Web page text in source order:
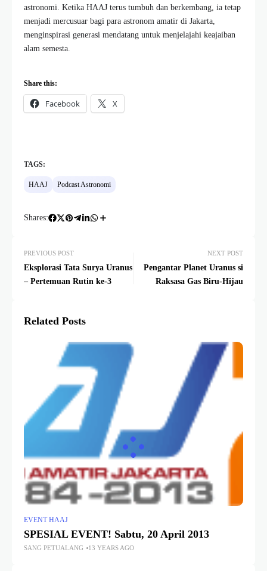
astronomi. Ketika HAAJ terus tumbuh dan berkembang, ia tetap
menjadi mercusuar bagi para astronom amatir di Jakarta,
menginspirasi generasi mendatang untuk menjelajahi keajaiban
alam semesta.
Share this:
Facebook X
TAGS:
HAAJ Podcast Astronomi
Shares:
PREVIOUS POST
Eksplorasi Tata Surya Uranus
– Pertemuan Rutin ke-3
NEXT POST
Pengantar Planet Uranus si
Raksasa Gas Biru-Hijau
Related Posts
EVENT HAAJ
SPESIAL EVENT! Sabtu, 20 April 2013
SANG PETUALANG 13 YEARS AGO